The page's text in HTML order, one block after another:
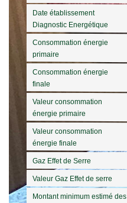
Date établissement
Diagnostic Energétique
Consommation énergie
primaire
Consommation énergie
finale
Valeur consommation
énergie primaire
Valeur consommation
énergie finale
Gaz Effet de Serre
Valeur Gaz Effet de serre
Montant minimum estimé des